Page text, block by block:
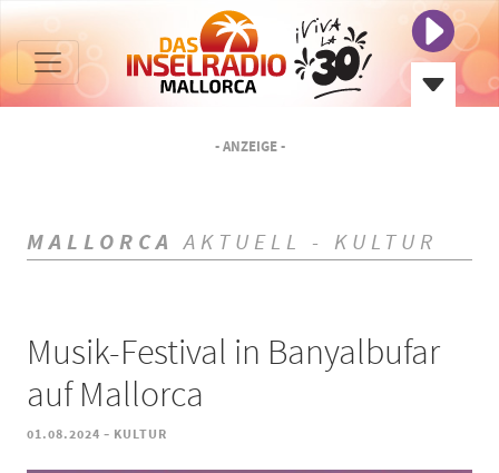
- ANZEIGE -
MALLORCA AKTUELL - KULTUR
Musik-Festival in Banyalbufar
auf Mallorca
01.08.2024 - KULTUR